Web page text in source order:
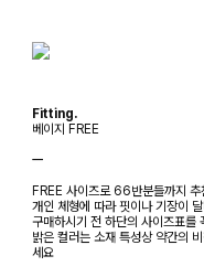
Fitting.
베이지 FREE
ㅡ
FREE 사이즈로 66반분들까지 추
개인 체형에 따라 핏이나 기장이
구매하시기 전 하단의 사이즈표를
밝은 컬러는 소재 특성상 약간의
세요